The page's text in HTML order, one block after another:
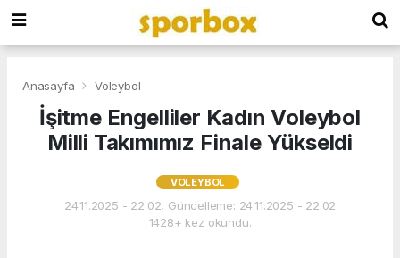
Anasayfa Voleybol
İşitme Engelliler Kadın Voleybol
Milli Takımımız Finale Yükseldi
VOLEYBOL
24.11.2025 - 22:02, Güncelleme: 24.11.2025 - 22:02
1428+ kez okundu.